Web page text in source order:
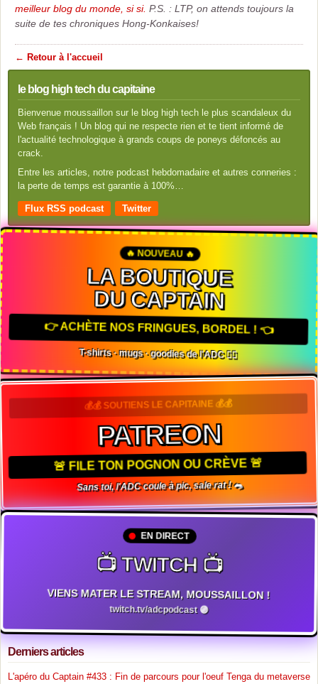
meilleur blog du monde, si si. P.S. : LTP, on attends toujours la
suite de tes chroniques Hong-Konkaises!
← Retour à l'accueil
le blog high tech du capitaine
Bienvenue moussaillon sur le blog high tech le plus scandaleux du
Web français ! Un blog qui ne respecte rien et te tient informé de
l'actualité technologique à grands coups de poneys défoncés au
crack.
Entre les articles, notre podcast hebdomadaire et autres conneries :
la perte de temps est garantie à 100%…
Flux RSS podcast Twitter
🔥 NOUVEAU 🔥
LA BOUTIQUE
DU CAPTAIN
👉 ACHÈTE NOS FRINGUES, BORDEL ! 👈
T-shirts · mugs · goodies de l'ADC 🏴‍☠️
💰💰 SOUTIENS LE CAPITAINE 💰💰
PATREON
🚨 FILE TON POGNON OU CRÈVE 🚨
Sans toi, l'ADC coule à pic, sale rat ! 🐀
EN DIRECT
📺 TWITCH 📺
VIENS MATER LE STREAM, MOUSSAILLON !
twitch.tv/adcpodcast 🟣
Derniers articles
L'apéro du Captain #433 : Fin de parcours pour l'oeuf Tenga du metaverse